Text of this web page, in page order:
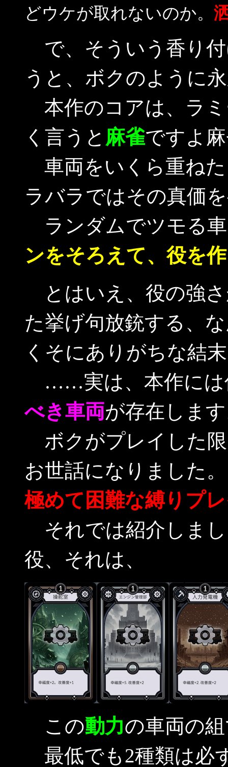
どウケが取れないのか。
で、そういう香り
うと、ボクのように
本作のコアは、ラ
く言うと 麻雀ですよ
車両をいくら重ね
ラバラではその真価
ランダムでツモる
ンをそろえて、役を
とはいえ、役の強
た挙げ句放銃する、
くそにありがちな結
……実は、本作には
べき車両が存在しま
ボクがプレイした
お世話になりました
極めて困難な縛りプ
それでは紹介しま
役、それは、
この動力の車両の
最低でも2種類は必